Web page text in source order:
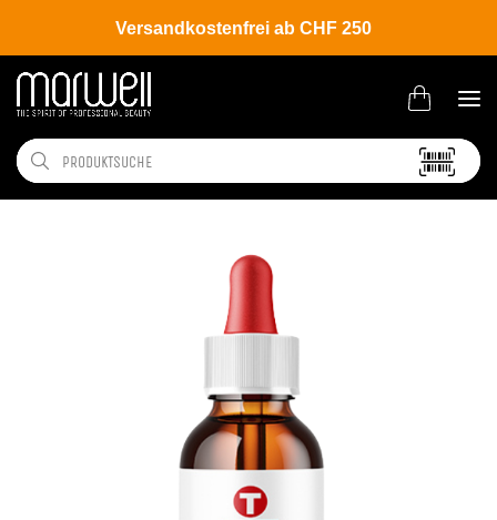
Versandkostenfrei ab CHF 250
Shop Brands Belma Kosmetik